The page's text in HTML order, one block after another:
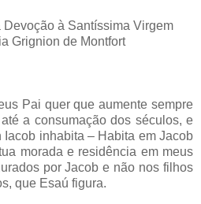
Devoção à Santíssima Virgem
Grignion de Montfort
Pai quer que aumente sempre
a consumação dos séculos, e
inhabita – Habita em Jacob
morada e residência em meus
por Jacob e não nos filhos
que Esaú figura.